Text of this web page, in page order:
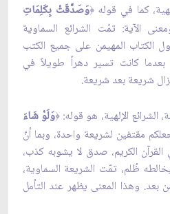
كما في قوله﴿وَصَدَّقَتْ بِكَلِمَاتِ
ومعنى الآية: تمّت الشرائع السماوية
الكتاب المهيمن على جميع الكتب
كانت تسير دهراً طويلاً في
شريعة بعد شريعة.
الشرائع الإلهية، هو قوله: ﴿وَلَوْ شَاءَ
مقتفين لشريعة واحدة، وبما أنّ
القرآن الكريم، صدق لا يشوبه كذب،
ظُلم، تمّت الشريعة السماوية،
بعد. وهذا المعنى يظهر عند التأمل